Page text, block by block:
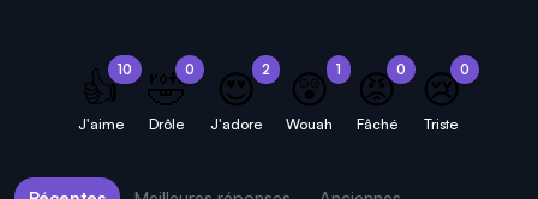
10
👍
J'aime
0
🤣
Drôle
2
😍
J'adore
1
😲
Wouah
0
😡
Fâché
0
😢
Triste